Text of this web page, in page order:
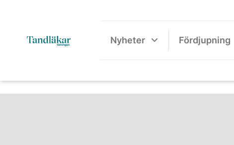
Nyheter Fördjupning